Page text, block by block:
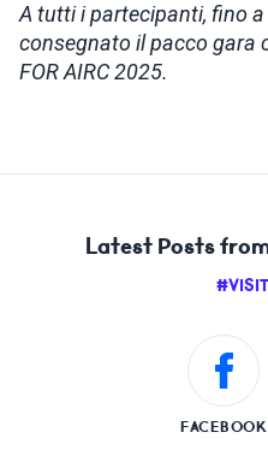
A tutti i partecipanti, fino
consegnato il pacco gara
FOR AIRC 2025.
Latest Posts
FACEBOOK